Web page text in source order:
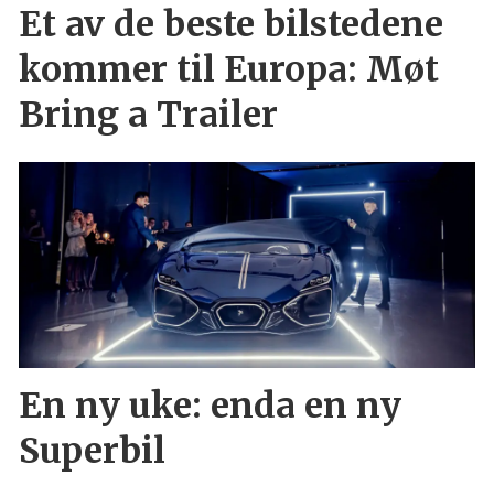
Et av de beste bilstedene
kommer til Europa: Møt
Bring a Trailer
En ny uke: enda en ny
Superbil